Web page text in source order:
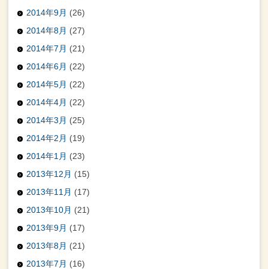
2014年9月 (26)
2014年8月 (27)
2014年7月 (21)
2014年6月 (22)
2014年5月 (22)
2014年4月 (22)
2014年3月 (25)
2014年2月 (19)
2014年1月 (23)
2013年12月 (15)
2013年11月 (17)
2013年10月 (21)
2013年9月 (17)
2013年8月 (21)
2013年7月 (16)